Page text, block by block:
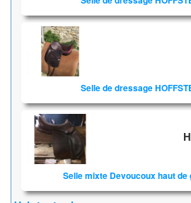
Selle de dressage
Selle mixte Devoucoux haut de